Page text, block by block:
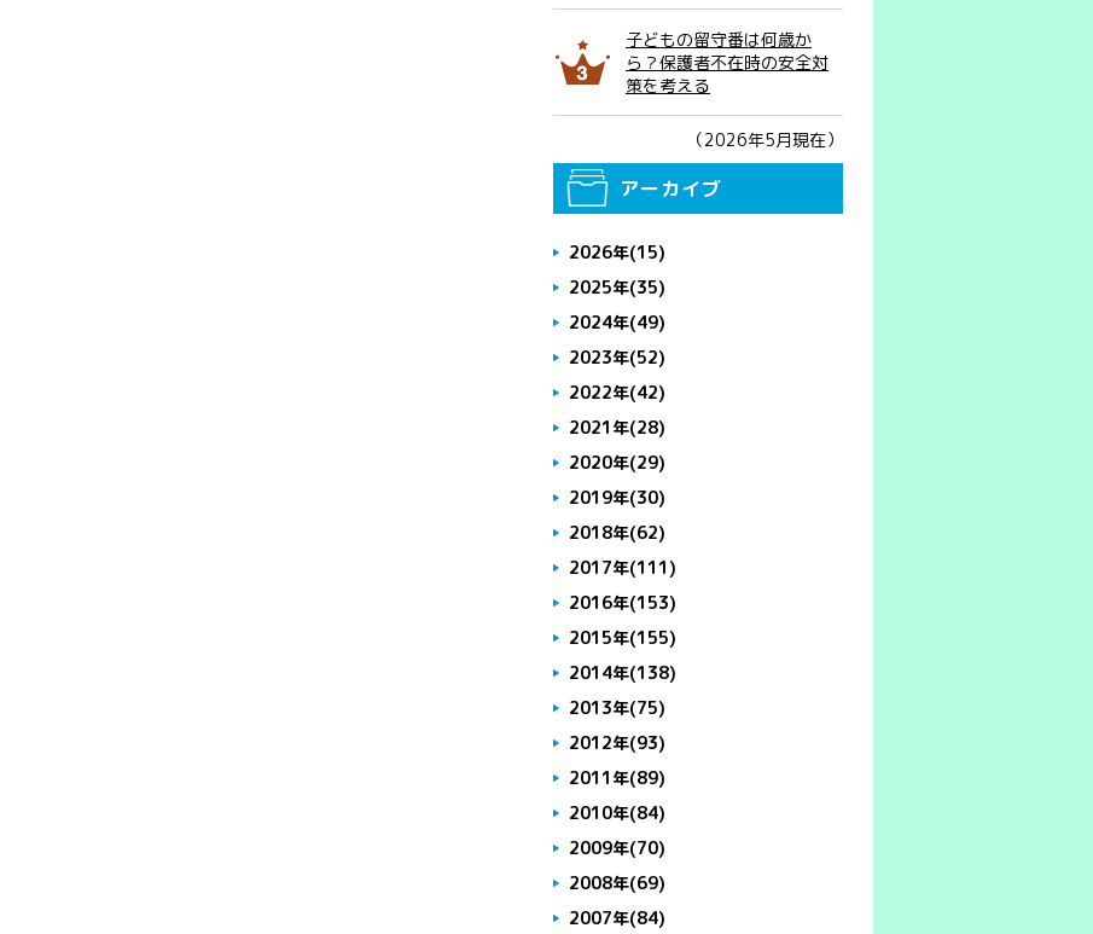
子どもの留守番は何歳か
ら？保護者不在時の安全対
策を考える
（2026年5月現在）
アーカイブ
2026年(15)
2025年(35)
2024年(49)
2023年(52)
2022年(42)
2021年(28)
2020年(29)
2019年(30)
2018年(62)
2017年(111)
2016年(153)
2015年(155)
2014年(138)
2013年(75)
2012年(93)
2011年(89)
2010年(84)
2009年(70)
2008年(69)
2007年(84)